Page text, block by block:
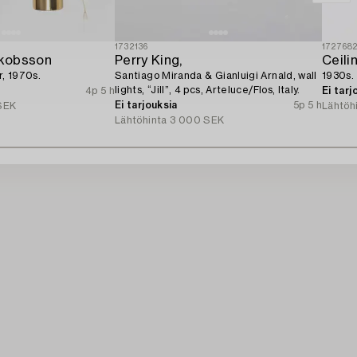
1970s.
4p 5 h
1732136
Perry King,
Santiago Miranda & Gianluigi Arnald, wall
lights, “Jill”, 4 pcs, Arteluce/Flos, Italy.
Ei tarjouksia
5p 5 h
Lähtöhinta 3 000 SEK
1930s.
Ei